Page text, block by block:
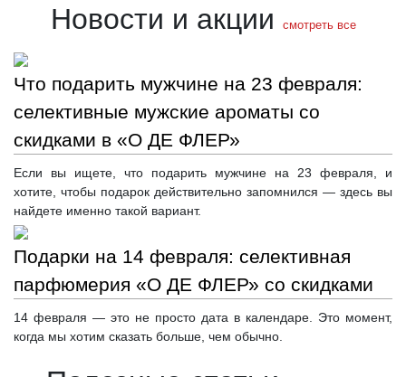
Новости и акции смотреть все
Что подарить мужчине на 23 февраля:
селективные мужские ароматы со
скидками в «О ДЕ ФЛЕР»
Если вы ищете, что подарить мужчине на 23 февраля, и
хотите, чтобы подарок действительно запомнился — здесь вы
найдете именно такой вариант.
Подарки на 14 февраля: селективная
парфюмерия «О ДЕ ФЛЕР» со скидками
14 февраля — это не просто дата в календаре. Это момент,
когда мы хотим сказать больше, чем обычно.